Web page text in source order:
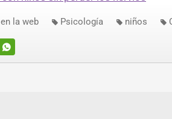
la web Psicología niños